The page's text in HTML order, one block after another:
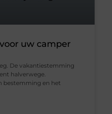
uw camper
De vakantiestemming
halverwege.
bestemming en het